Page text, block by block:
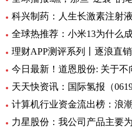
科兴制药：人生长激素注射
全球热推荐：小米13为什么